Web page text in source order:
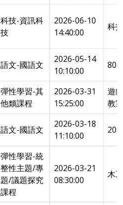
科技-資訊科
技
2026-06-10
14:40:00
科
語文-國語文
2026-05-14
10:10:00
801
彈性學習-其
他類課程
2026-03-31
15:25:00
遊
教室
語文-國語文
2026-03-18
11:10:00
彈性學習-統
整性主題/專
題/議題探究
課程
2026-03-21
08:30:00
木